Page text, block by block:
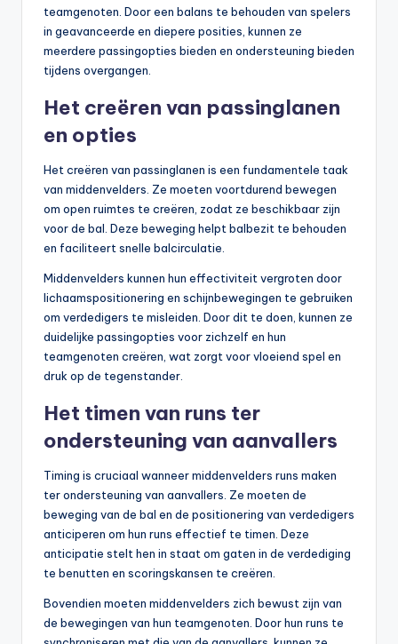
teamgenoten. Door een balans te behouden van spelers
in geavanceerde en diepere posities, kunnen ze
meerdere passingopties bieden en ondersteuning bieden
tijdens overgangen.
Het creëren van passinglanen
en opties
Het creëren van passinglanen is een fundamentele taak
van middenvelders. Ze moeten voortdurend bewegen
om open ruimtes te creëren, zodat ze beschikbaar zijn
voor de bal. Deze beweging helpt balbezit te behouden
en faciliteert snelle balcirculatie.
Middenvelders kunnen hun effectiviteit vergroten door
lichaamspositionering en schijnbewegingen te gebruiken
om verdedigers te misleiden. Door dit te doen, kunnen ze
duidelijke passingopties voor zichzelf en hun
teamgenoten creëren, wat zorgt voor vloeiend spel en
druk op de tegenstander.
Het timen van runs ter
ondersteuning van aanvallers
Timing is cruciaal wanneer middenvelders runs maken
ter ondersteuning van aanvallers. Ze moeten de
beweging van de bal en de positionering van verdedigers
anticiperen om hun runs effectief te timen. Deze
anticipatie stelt hen in staat om gaten in de verdediging
te benutten en scoringskansen te creëren.
Bovendien moeten middenvelders zich bewust zijn van
de bewegingen van hun teamgenoten. Door hun runs te